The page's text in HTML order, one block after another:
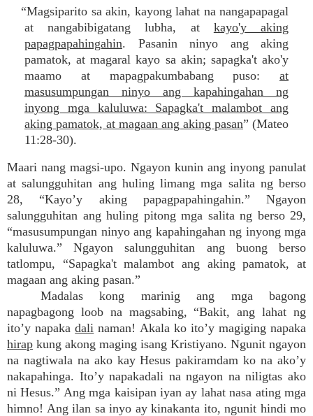
“Magsiparito sa akin, kayong lahat na nangapapagal
at nangabibigatang lubha, at kayo'y aking
papagpapahingahin. Pasanin ninyo ang aking
pamatok, at magaral kayo sa akin; sapagka't ako'y
maamo at mapagpakumbabang puso: at
masusumpungan ninyo ang kapahingahan ng
inyong mga kaluluwa: Sapagka't malambot ang
aking pamatok, at magaan ang aking pasan” (Mateo
11:28-30).
Maari nang magsi-upo. Ngayon kunin ang inyong panulat
at salungguhitan ang huling limang mga salita ng berso
28, “Kayo’y aking papagpapahingahin.” Ngayon
salungguhitan ang huling pitong mga salita ng berso 29,
“masusumpungan ninyo ang kapahingahan ng inyong mga
kaluluwa.” Ngayon salungguhitan ang buong berso
tatlompu, “Sapagka't malambot ang aking pamatok, at
magaan ang aking pasan.”
Madalas kong marinig ang mga bagong
napagbagong loob na magsabing, “Bakit, ang lahat ng
ito’y napakadali naman! Akala ko ito’y magiging napaka
hirap kung akong maging isang Kristiyano. Ngunit ngayon
na nagtiwala na ako kay Hesus pakiramdam ko na ako’y
nakapahinga. Ito’y napakadali na ngayon na niligtas ako
ni Hesus.” Ang mga kaisipan iyan ay lahat nasa ating mga
himno! Ang ilan sa inyo ay kinakanta ito, ngunit hindi mo